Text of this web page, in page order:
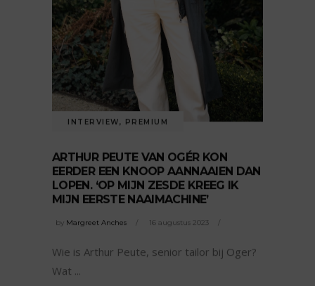
INTERVIEW, PREMIUM
ARTHUR PEUTE VAN OGÉR KON
EERDER EEN KNOOP AANNAAIEN DAN
LOPEN. ‘OP MIJN ZESDE KREEG IK
MIJN EERSTE NAAIMACHINE’
by Margreet Anches 16 augustus 2023
Wie is Arthur Peute, senior tailor bij Oger?
Wat